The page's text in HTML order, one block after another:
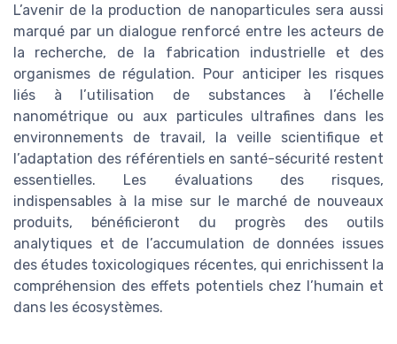
L’avenir de la production de nanoparticules sera aussi
marqué par un dialogue renforcé entre les acteurs de
la recherche, de la fabrication industrielle et des
organismes de régulation. Pour anticiper les risques
liés à l’utilisation de substances à l’échelle
nanométrique ou aux particules ultrafines dans les
environnements de travail, la veille scientifique et
l’adaptation des référentiels en santé-sécurité restent
essentielles. Les évaluations des risques,
indispensables à la mise sur le marché de nouveaux
produits, bénéficieront du progrès des outils
analytiques et de l’accumulation de données issues
des études toxicologiques récentes, qui enrichissent la
compréhension des effets potentiels chez l’humain et
dans les écosystèmes.